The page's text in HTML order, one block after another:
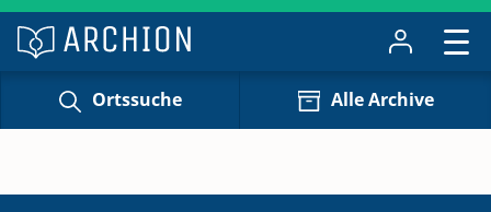
Ortssuche Alle Archive